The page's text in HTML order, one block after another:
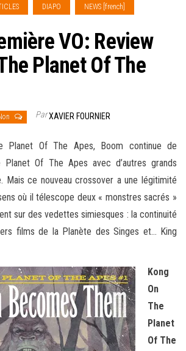
DIAPO NEWS [french]
VO: Review
Planet Of The
ParXAVIER FOURNIER
Planet Of The Apes, Boom continue de
Planet Of The Apes avec d’autres grands
Mais ce nouveau crossover a une légitimité
où il télescope deux « monstres sacrés »
sur des vedettes simiesques : la continuité
films de la Planète des Singes et… King
Kong
On
The
Planet
Of The